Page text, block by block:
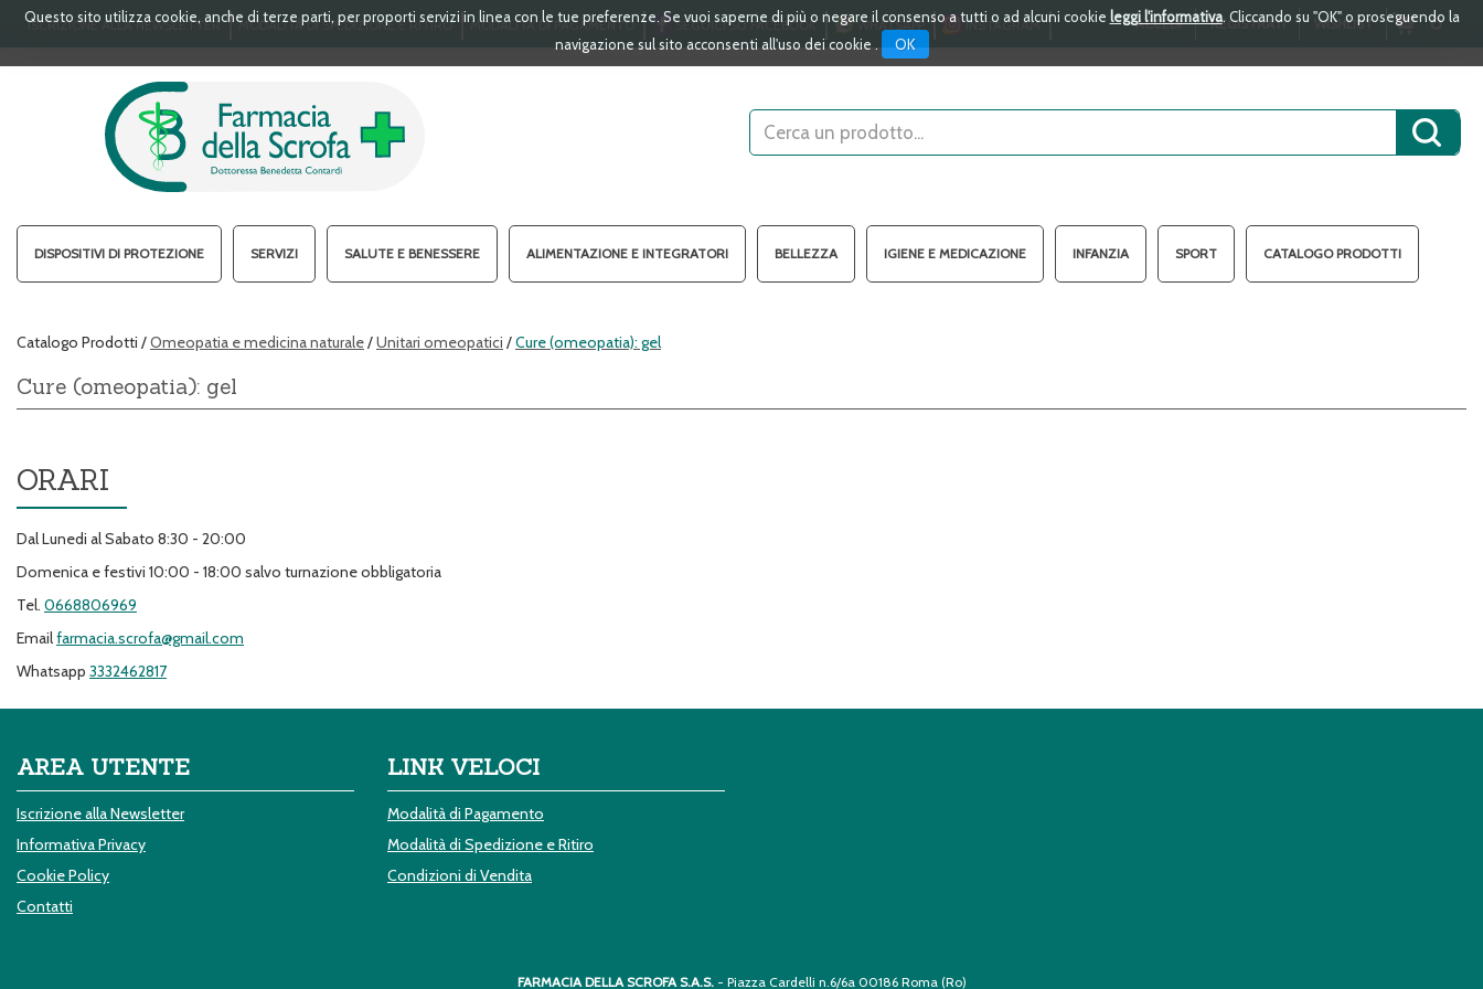
Passa
contenuto
Questo sito utilizza cookie, anche di terze parti, per proporti servizi in linea con le tue preferenze. Se vuoi saperne di più o negare il consenso a tutti o ad alcuni cookie leggi l'informativa. Cliccando su "OK" o proseguendo la
navigazione sul sito acconsenti all'uso dei cookie .
OK
ISCRIZIONE ALLA NEWSLETTER MODALITÀ DI SPEDIZIONE E RITIRO MODALITÀ DI PAGAMENTO SEGUICI SU FACEBOOK WHATSAPP INSTAGRAM ACCEDI REGISTRATI WISHLIST 0
ARTICOLI
INSERITI
Cerca
Prodotto
Cerca
DISPOSITIVI DI PROTEZIONE SERVIZI SALUTE E BENESSERE ALIMENTAZIONE E INTEGRATORI BELLEZZA IGIENE E MEDICAZIONE INFANZIA SPORT CATALOGO PRODOTTI
Catalogo Prodotti /Omeopatia e medicina naturale/Unitari omeopatici /Cure (omeopatia): gel
Cure (omeopatia): gel
ORARI
Dal Lunedi al Sabato 8:30 - 20:00
Domenica e festivi 10:00 - 18:00 salvo turnazione obbligatoria
Tel. 0668806969
Emailfarmacia.scrofa@gmail.com
Whatsapp 3332462817
AREA UTENTE
Iscrizione alla Newsletter
Informativa Privacy
Cookie Policy
Contatti
LINK VELOCI
Modalità di Pagamento
Modalità di Spedizione e Ritiro
Condizioni di Vendita
FARMACIA DELLA SCROFA S.A.S.- Piazza Cardelli n.6/6a 00186 Roma (Ro)